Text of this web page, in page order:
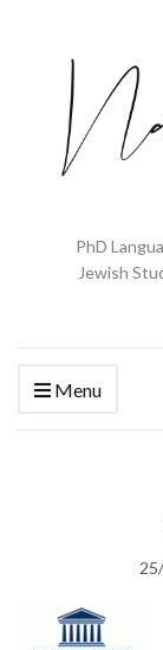
PhD
Jewish
Menu